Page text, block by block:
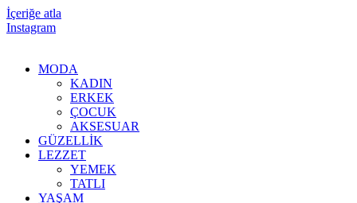
İçeriğe atla
Instagram
MODA
KADIN
ERKEK
ÇOCUK
AKSESUAR
GÜZELLİK
LEZZET
YEMEK
TATLI
YAŞAM